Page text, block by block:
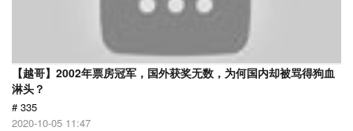
【越哥】2002年票房冠军，国外获奖无数，为何国内却被骂得狗血
淋头？
# 335
2020-10-05 11:47